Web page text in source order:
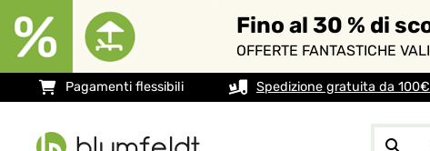
Fino al 30 % di
OFFERTE FANTASTICHE
Pagamenti flessibili Spedizione gratuita da